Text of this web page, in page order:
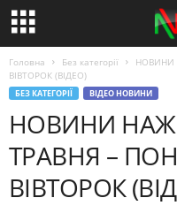
Головна Без категорії
НОВИНИ
ВІВТОРОК (ВІДЕО)
БЕЗ КАТЕГОРІЇ ВІДЕО НОВИНИ
НОВИНИ
ТРАВНЯ –
ВІВТОРОК